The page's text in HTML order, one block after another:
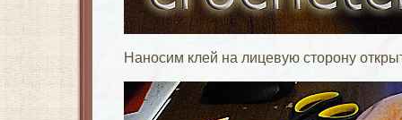
Наносим клей на лицевую сторону